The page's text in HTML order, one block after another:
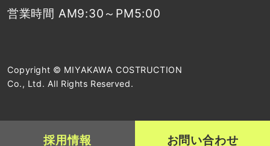
営業時間 AM9:30～PM5:00
Copyright © MIYAKAWA COSTRUCTION
Co., Ltd. All Rights Reserved.
採用情報 お問い合わせ